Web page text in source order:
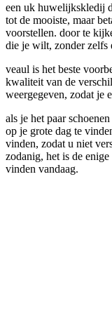
een uk huwelijkskledij
tot de mooiste, maar
voorstellen. door te
die je wilt, zonder zelfs
veaul is het beste
kwaliteit van de
weergegeven, zodat je
als je het paar
op je grote dag te
vinden, zodat u niet
zodanig, het is de
vinden vandaag.